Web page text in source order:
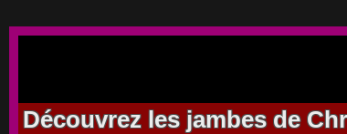
Découvrez les jambes de